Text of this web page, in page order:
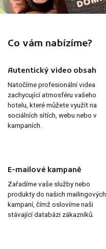
Co vám nabízíme?
Autentický video obsah
Natočíme profesionální videa
zachycující atmosféru vašeho
hotelu, které můžete využít na
sociálních sítích, webu nebo v
kampaních.
E-mailové kampaně
Zařadíme vaše služby nebo
produkty do našich mailingových
kampaní, čímž oslovíme naši
stávající databázi zákazníků.